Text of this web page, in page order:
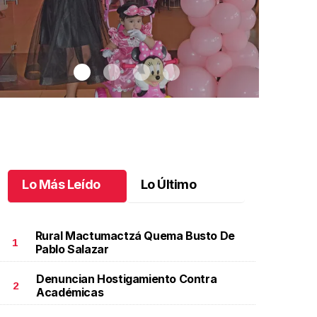
Un día especial para Aniela María.Un día especial para
Aniela María
Lo Más Leído Lo Último
1
Rural Mactumactzá Quema Busto De
Pablo Salazar
2
Denuncian Hostigamiento Contra
Académicas